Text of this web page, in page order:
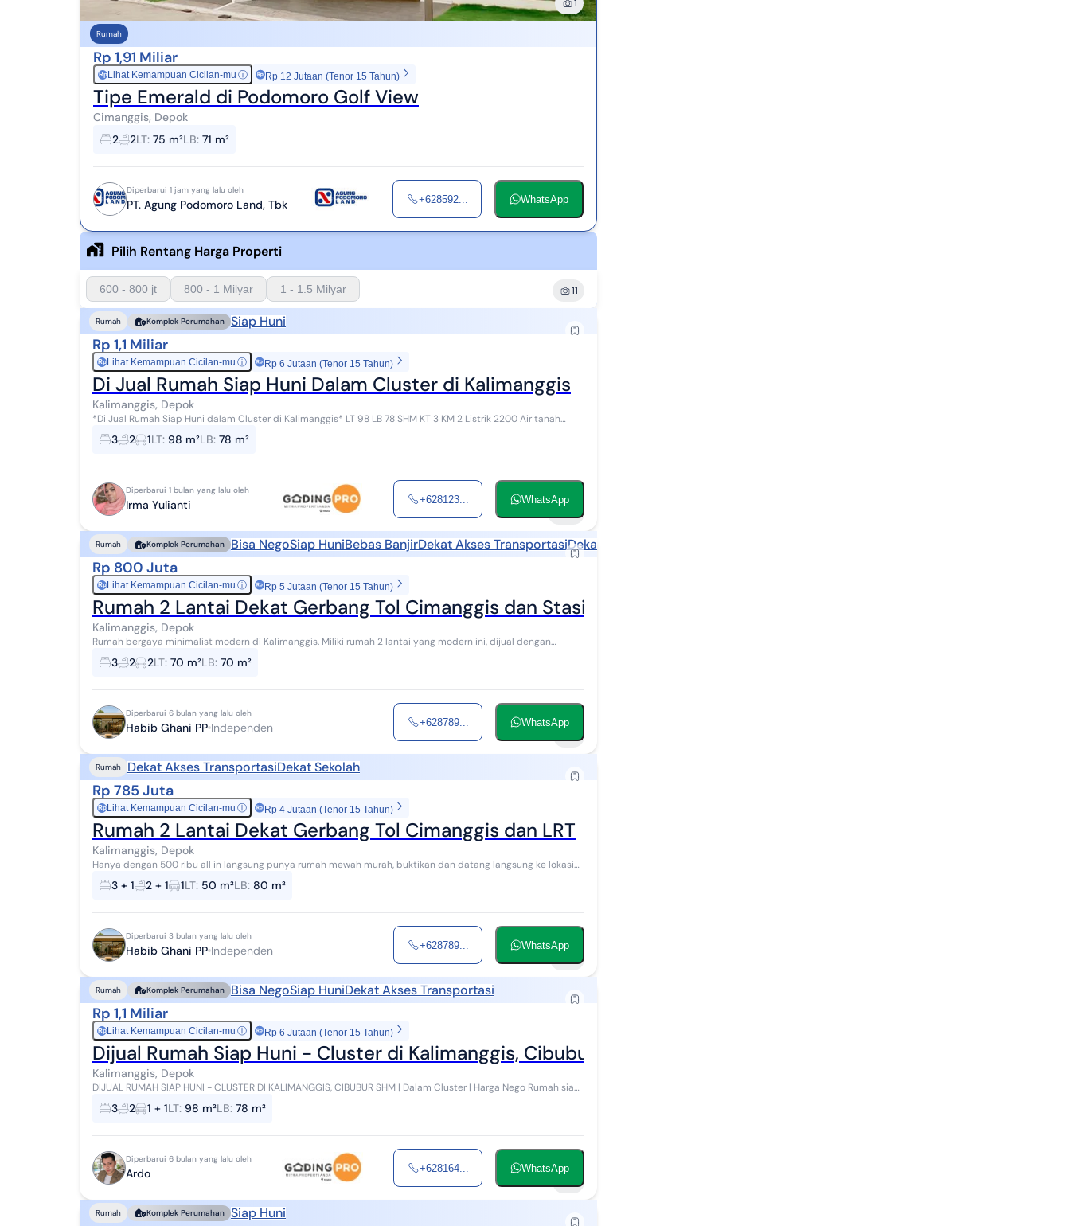
1
Rumah
Rp 1,91 Miliar
RpLihat Kemampuan Cicilan-mu ⓘ Rp 12 Jutaan (Tenor 15 Tahun)
Tipe Emerald di Podomoro Golf View
Cimanggis, Depok
2
2LT: 75 m²LB: 71 m²
Diperbarui 1 jam yang lalu oleh
PT. Agung Podomoro Land, Tbk +628592... WhatsApp
Pilih Rentang Harga Properti
600 - 800 jt 800 - 1 Milyar 1 - 1.5 Milyar 11
Rumah Komplek Perumahan Siap Huni
Rp 1,1 Miliar
RpLihat Kemampuan Cicilan-mu ⓘ Rp 6 Jutaan (Tenor 15 Tahun)
Di Jual Rumah Siap Huni Dalam Cluster di Kalimanggis
Kalimanggis, Depok
*Di Jual Rumah Siap Huni dalam Cluster di Kalimanggis* LT 98 LB 78 SHM KT 3 KM 2 Listrik 2200 Air tanah
3 2 1LT: 98 m²LB: 78 m²
Diperbarui 1 bulan yang lalu oleh
Irma Yulianti +628123... WhatsApp
Rumah Komplek Perumahan Bisa NegoSiap HuniBebas BanjirDekat Akses TransportasiDekat Tempat Ibadah
Rp 800 Juta
RpLihat Kemampuan Cicilan-mu ⓘ Rp 5 Jutaan (Tenor 15 Tahun)
Rumah 2 Lantai Dekat Gerbang Tol Cimanggis dan Stasiun LRT
Kalimanggis, Depok
Rumah bergaya minimalist modern di Kalimanggis. Miliki rumah 2 lantai yang modern ini, dijual dengan
pemandangan asri yang menambah nilai estetik...
3 2 2LT: 70 m²LB: 70 m²
Diperbarui 6 bulan yang lalu oleh
Habib Ghani PP Independen +628789... WhatsApp
Rumah Dekat Akses TransportasiDekat Sekolah
Rp 785 Juta
RpLihat Kemampuan Cicilan-mu ⓘ Rp 4 Jutaan (Tenor 15 Tahun)
Rumah 2 Lantai Dekat Gerbang Tol Cimanggis dan LRT
Kalimanggis, Depok
Hanya dengan 500 ribu all in langsung punya rumah mewah murah, buktikan dan datang langsung ke lokasi
ya.. salam hbbpro
3 + 1 2 + 1 1LT: 50 m²LB: 80 m²
Diperbarui 3 bulan yang lalu oleh
Habib Ghani PP Independen +628789... WhatsApp
Rumah Komplek Perumahan Bisa NegoSiap HuniDekat Akses Transportasi
Rp 1,1 Miliar
RpLihat Kemampuan Cicilan-mu ⓘ Rp 6 Jutaan (Tenor 15 Tahun)
Dijual Rumah Siap Huni - Cluster di Kalimanggis, Cibubur
Kalimanggis, Depok
DIJUAL RUMAH SIAP HUNI - CLUSTER DI KALIMANGGIS, CIBUBUR SHM | Dalam Cluster | Harga Nego Rumah siap
huni di cluster Kalimanggis - Cibubur, lingk...
3 2 1 + 1LT: 98 m²LB: 78 m²
Diperbarui 6 bulan yang lalu oleh
Ardo +628164... WhatsApp
Rumah Komplek Perumahan Siap Huni